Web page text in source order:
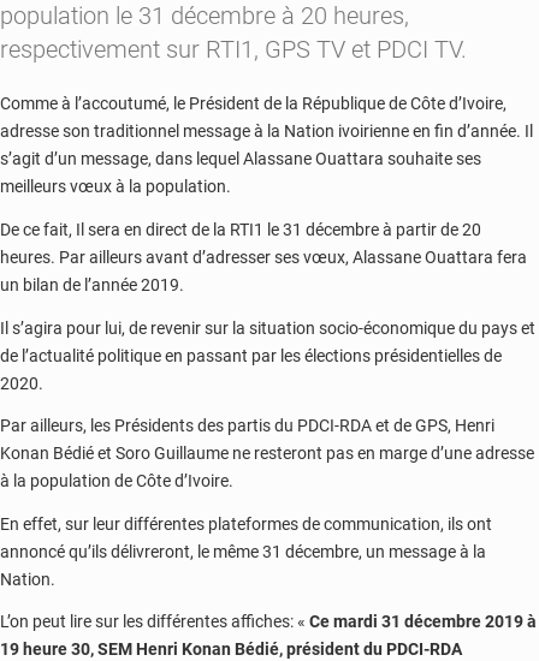
population le 31 décembre à 20 heures,
respectivement sur RTI1, GPS TV et PDCI TV.
Comme à l’accoutumé, le Président de la République de Côte d’Ivoire,
adresse son traditionnel message à la Nation ivoirienne en fin d’année. Il
s’agit d’un message, dans lequel Alassane Ouattara souhaite ses
meilleurs vœux à la population.
De ce fait, Il sera en direct de la RTI1 le 31 décembre à partir de 20
heures. Par ailleurs avant d’adresser ses vœux, Alassane Ouattara fera
un bilan de l’année 2019.
Il s’agira pour lui, de revenir sur la situation socio-économique du pays et
de l’actualité politique en passant par les élections présidentielles de
2020.
Par ailleurs, les Présidents des partis du PDCI-RDA et de GPS, Henri
Konan Bédié et Soro Guillaume ne resteront pas en marge d’une adresse
à la population de Côte d’Ivoire.
En effet, sur leur différentes plateformes de communication, ils ont
annoncé qu’ils délivreront, le même 31 décembre, un message à la
Nation.
L’on peut lire sur les différentes affiches: « Ce mardi 31 décembre 2019 à
19 heure 30, SEM Henri Konan Bédié, président du PDCI-RDA